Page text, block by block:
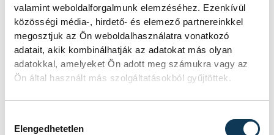
valamint weboldalforgalmunk elemzéséhez. Ezenkívül
közösségi média-, hirdető- és elemező partnereinkkel
megosztjuk az Ön weboldalhasználatra vonatkozó
adatait, akik kombinálhatják az adatokat más olyan
adatokkal, amelyeket Ön adott meg számukra vagy az
Ön által használt más szolgáltatásokból gyűjtöttek.
Elengedhetetlen